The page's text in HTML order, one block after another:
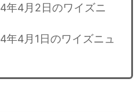
年4月2日のワイズニ
年4月1日のワイズニュ